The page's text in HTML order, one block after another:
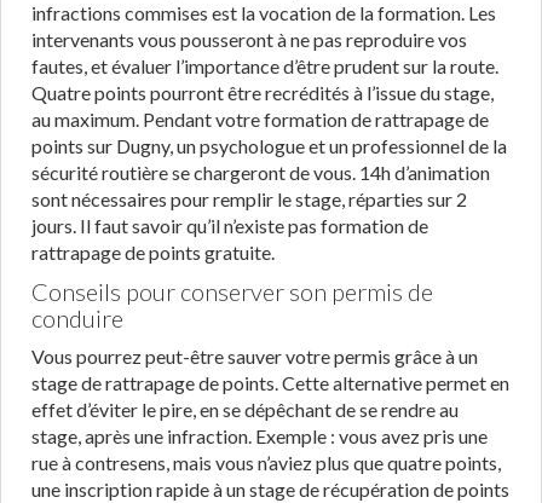
infractions commises est la vocation de la formation. Les
intervenants vous pousseront à ne pas reproduire vos
fautes, et évaluer l’importance d’être prudent sur la route.
Quatre points pourront être recrédités à l’issue du stage,
au maximum. Pendant votre formation de rattrapage de
points sur Dugny, un psychologue et un professionnel de la
sécurité routière se chargeront de vous. 14h d’animation
sont nécessaires pour remplir le stage, réparties sur 2
jours. Il faut savoir qu’il n’existe pas formation de
rattrapage de points gratuite.
Conseils pour conserver son permis de
conduire
Vous pourrez peut-être sauver votre permis grâce à un
stage de rattrapage de points. Cette alternative permet en
effet d’éviter le pire, en se dépêchant de se rendre au
stage, après une infraction. Exemple : vous avez pris une
rue à contresens, mais vous n’aviez plus que quatre points,
une inscription rapide à un stage de récupération de points